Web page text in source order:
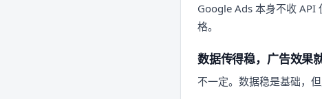
Google Ads 本身不收 API
格。
数据传得稳，广告效果
不一定。数据稳是基础，